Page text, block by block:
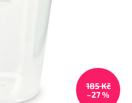
185 Kč
–27 %